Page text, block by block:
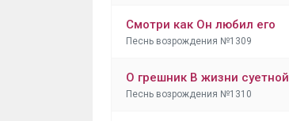
Смотри как Он любил его
Песнь возрождения №1309
О грешник В жизни суетной
Песнь возрождения №1310